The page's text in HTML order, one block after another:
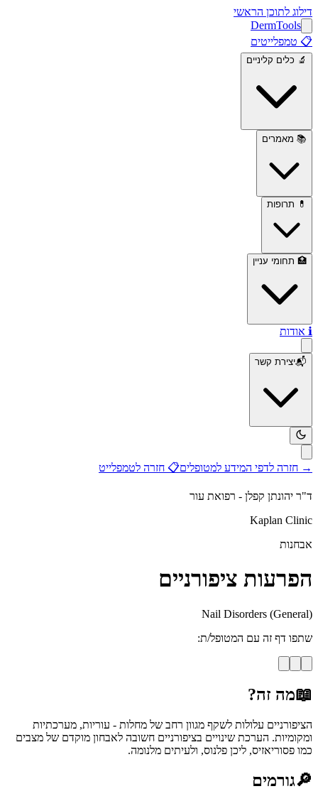
דילוג לתוכן הראשי
DermTools
📋 טמפלייטים
🔬 כלים קליניים
📚 מאמרים
💊 תרופות
🏥 תחומי עניין
ℹ️ אודות
📬יצירת קשר
→ חזרה לדפי המידע למטופלים📋 חזרה לטמפלייט
ד"ר יהונתן קפלן - רפואת עור
Kaplan Clinic
אבחנות
הפרעות ציפורניים
Nail Disorders (General)
שתפו דף זה עם המטופל/ת:
📖מה זה?
הציפורניים עלולות לשקף מגוון רחב של מחלות - עוריות, מערכתיות
ומקומיות. הערכת שינויים בציפורניים חשובה לאבחון מוקדם של מצבים
כמו פסוריאזיס, ליכן פלנוס, ולעיתים מלנומה.
🔎גורמים